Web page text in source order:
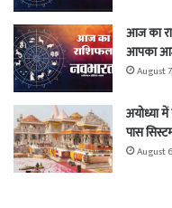
आज का
आपका
August
अयोध्या
पास
August